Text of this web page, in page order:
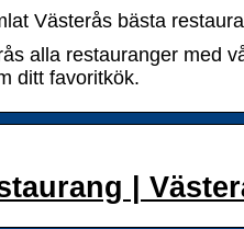
Västerås bästa
alla restauranger med
ditt favoritkök.
|